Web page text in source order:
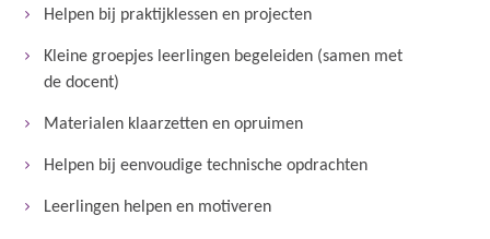
Helpen bij praktijklessen en projecten
Kleine groepjes leerlingen begeleiden (samen met
de docent)
Materialen klaarzetten en opruimen
Helpen bij eenvoudige technische opdrachten
Leerlingen helpen en motiveren